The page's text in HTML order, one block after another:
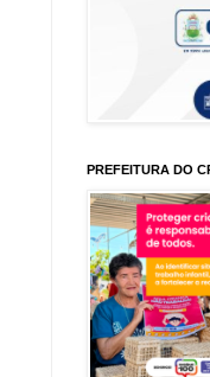
PREFEITURA DO